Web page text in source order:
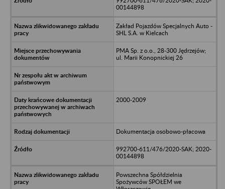
00144898
Zakład Pojazdów Specjalnych Auto -
SHL S.A. w Kielcach
PMA Sp. z o.o., 28-300 Jędrzejów;
ul. Marii Konopnickiej 26
2000-2009
Dokumentacja osobowo-płacowa
992700-611/476/2020-SAK; 2020-
00144898
Powszechna Spółdzielnia
Spożywców SPOŁEM we